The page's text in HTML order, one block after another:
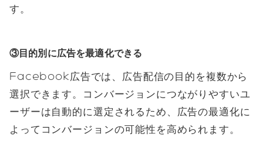
す。
③目的別に広告を最適化できる
Facebook広告では、広告配信の目的を複数から
選択できます。コンバージョンにつながりやすいユ
ーザーは自動的に選定されるため、広告の最適化に
よってコンバージョンの可能性を高められます。